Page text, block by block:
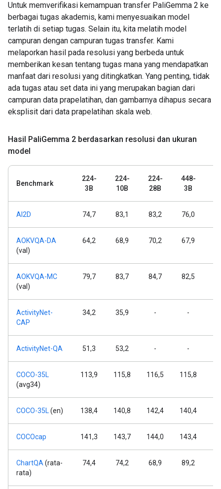
Untuk memverifikasi kemampuan transfer PaliGemma 2 ke
berbagai tugas akademis, kami menyesuaikan model
terlatih di setiap tugas. Selain itu, kita melatih model
campuran dengan campuran tugas transfer. Kami
melaporkan hasil pada resolusi yang berbeda untuk
memberikan kesan tentang tugas mana yang mendapatkan
manfaat dari resolusi yang ditingkatkan. Yang penting, tidak
ada tugas atau set data ini yang merupakan bagian dari
campuran data prapelatihan, dan gambarnya dihapus secara
eksplisit dari data prapelatihan skala web.
Hasil PaliGemma 2 berdasarkan resolusi dan ukuran
model
Benchmark
224-
3B
224-
10B
224-
28B
448-
3B
AI2D 74,7 83,1 83,2 76,0
AOKVQA-DA
(val)
64,2 68,9 70,2 67,9
AOKVQA-MC
(val)
79,7 83,7 84,7 82,5
ActivityNet-
CAP
34,2 35,9 - -
ActivityNet-QA 51,3 53,2 - -
COCO-35L
(avg34)
113,9 115,8 116,5 115,8
COCO-35L (en) 138,4 140,8 142,4 140,4
COCOcap 141,3 143,7 144,0 143,4
ChartQA (rata-
rata)
74,4 74,2 68,9 89,2